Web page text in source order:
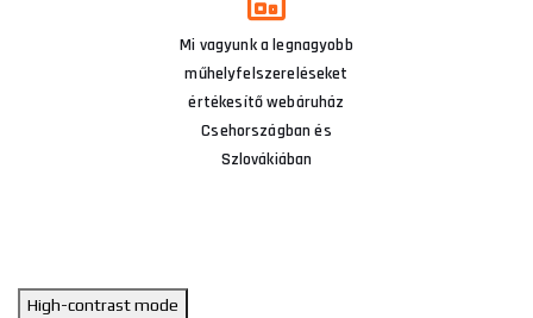
Mi vagyunk a legnagyobb
műhelyfelszereléseket
értékesítő webáruház
Csehországban és
Szlovákiában
High-contrast mode